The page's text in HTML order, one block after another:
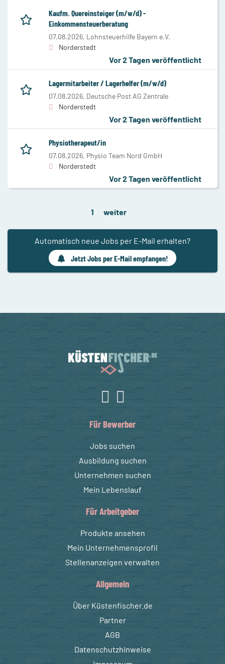
Kaufm. Quereinsteiger (m/w/d) -
Einkommensteuerberatung
07.08.2026, Lohnsteuerhilfe Bayern e.V.
Norderstedt
Vor 2 Tagen veröffentlicht
Lagermitarbeiter / Lagerhelfer (m/w/d)
07.08.2026, Deutsche Post AG Zentrale
Norderstedt
Vor 2 Tagen veröffentlicht
Physiotherapeut/in
07.08.2026, Physio Team Nord GmbH
Norderstedt
Vor 2 Tagen veröffentlicht
1 weiter
Automatisch neue Jobs per E-Mail erhalten?
Jetzt Jobs per E-Mail empfangen!
Für Bewerber
Jobs suchen
Ausbildung suchen
Unternehmen suchen
Mein Lebenslauf
Für Arbeitgeber
Produkte ansehen
Mein Unternehmensprofil
Stellenanzeigen verwalten
Allgemein
Über Küstenfischer.de
Partner
AGB
Datenschutzhinweise